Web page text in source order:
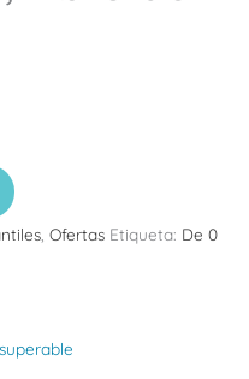
Ofertas Etiqueta: De 0